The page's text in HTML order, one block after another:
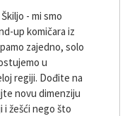
- mi smo
up komičara iz
zajedno, solo
u
regiji. Dođite na
novu dimenziju
i žešći nego što